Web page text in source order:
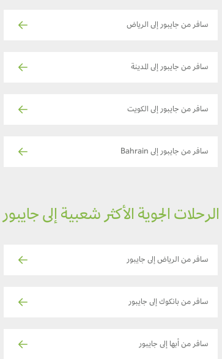
سافر من جايبور إلى الرياض
سافر من جايبور إلى المدينة
سافر من جايبور إلى الكويت
سافر من جايبور إلى Bahrain
الرحلات الجوية الأكثر شعبية إلى جايبور
سافر من الرياض إلى جايبور
سافر من بانكوك إلى جايبور
سافر من أبها إلى جايبور